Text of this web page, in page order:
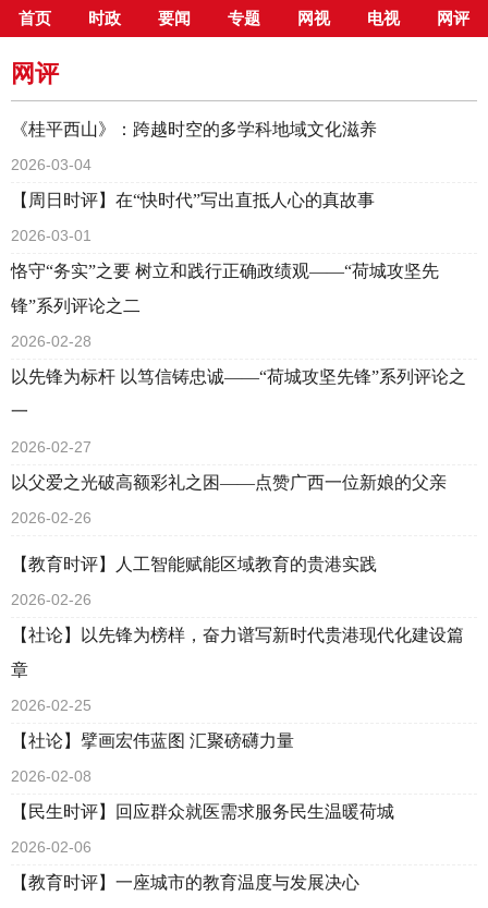
首页 时政 要闻 专题 网视 电视 网评
当前位置： 首页> 新闻中心> 网评
网评
《桂平西山》：跨越时空的多学科地域文化滋养
2026-03-04
【周日时评】在“快时代”写出直抵人心的真故事
2026-03-01
恪守“务实”之要 树立和践行正确政绩观——“荷城攻坚先
锋”系列评论之二
2026-02-28
以先锋为标杆 以笃信铸忠诚——“荷城攻坚先锋”系列评论之
一
2026-02-27
以父爱之光破高额彩礼之困——点赞广西一位新娘的父亲
2026-02-26
【教育时评】人工智能赋能区域教育的贵港实践
2026-02-26
【社论】以先锋为榜样，奋力谱写新时代贵港现代化建设篇
章
2026-02-25
【社论】擘画宏伟蓝图 汇聚磅礴力量
2026-02-08
【民生时评】回应群众就医需求服务民生温暖荷城
2026-02-06
【教育时评】一座城市的教育温度与发展决心